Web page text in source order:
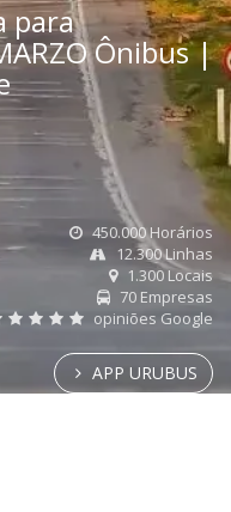
para
Ônibus |
450.000 Horários
12.300 Linhas
1.300 Locais
70 Empresas
opiniões Google
APP URUBUS